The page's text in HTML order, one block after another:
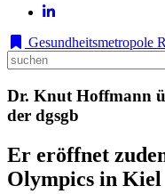
Gesundheitsmetropole
Dr. Knut Hoffmann
der dgsgb
Er eröffnet
Olympics in Kiel